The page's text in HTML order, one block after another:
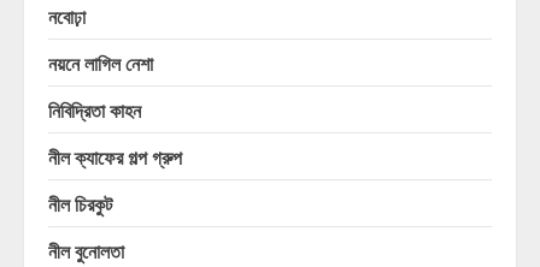
নবোঢ়া
নয়নে লাগিল নেশা
নিবিদ্রিতা কাহন
নীল ক্যাফের গল্প গ্রুপ
নীল চিরকুট
নীল বুনোলতা